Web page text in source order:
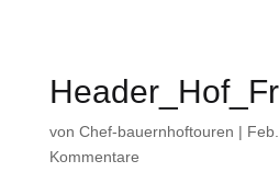
von Chef-bauernhoftouren |
Kommentare